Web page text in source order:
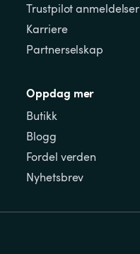
Trustpilot anmeldelser
Karriere
Partnerselskap
Oppdag mer
Butikk
Blogg
Fordel verden
Nyhetsbrev